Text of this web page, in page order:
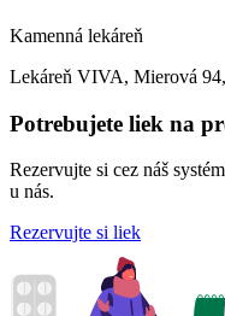
Kamenná lekáreň
Lekáreň VIVA, Mierová
Potrebujete liek na
Rezervujte si cez náš
u nás.
Rezervujte si liek